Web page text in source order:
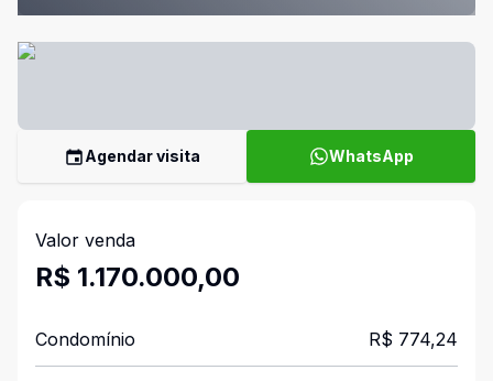
Agendar visita WhatsApp
Valor venda
R$ 1.170.000,00
Condomínio R$ 774,24